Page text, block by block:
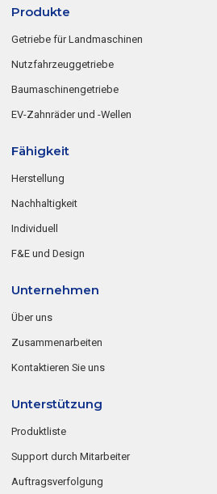
Produkte
Getriebe für Landmaschinen
Nutzfahrzeuggetriebe
Baumaschinengetriebe
EV-Zahnräder und -Wellen
Fähigkeit
Herstellung
Nachhaltigkeit
Individuell
F&E und Design
Unternehmen
Über uns
Zusammenarbeiten
Kontaktieren Sie uns
Unterstützung
Produktliste
Support durch Mitarbeiter
Auftragsverfolgung